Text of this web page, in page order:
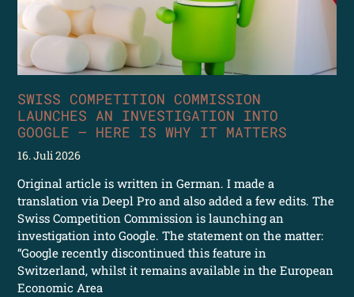
SWISS COMPETITION COMMISSION
LAUNCHES AN INVESTIGATION INTO
GOOGLE – HERE IS WHY IT MATTERS
16. Juli 2026
Original article is written in German. I made a
translation via Deepl Pro and also added a few edits. The
Swiss Competition Commission is launching an
investigation into Google. The statement on the matter:
“Google recently discontinued this feature in
Switzerland, whilst it remains available in the European
Economic Area